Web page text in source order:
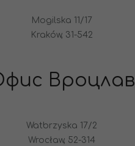
Mogilska 11/17
Kraków, 31-542
Вроцлав
Watbrzyska 17/2
Wrocław, 52-314